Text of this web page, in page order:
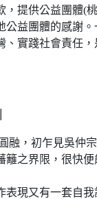
，提供公益團體(
公益團體的感謝
、實踐社會責任
融，初乍見吳仲
籬之界限，很快
表現又有一套自